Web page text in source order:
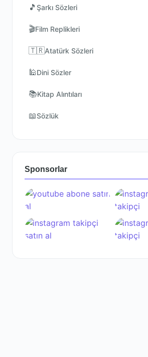
🎵 Şarkı Sözleri
🎬Film Replikleri
🇹🇷Atatürk Sözleri
🕌Dini Sözler
📚Kitap Alıntıları
📖Sözlük
Sponsorlar